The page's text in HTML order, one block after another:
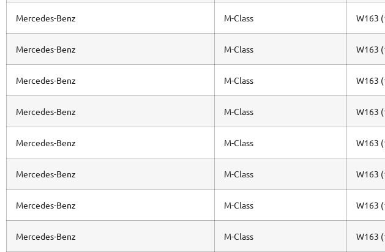
Mercedes-Benz M-Class W163
Mercedes-Benz M-Class W163
Mercedes-Benz M-Class W163
Mercedes-Benz M-Class W163
Mercedes-Benz M-Class W163
Mercedes-Benz M-Class W163
Mercedes-Benz M-Class W163
Mercedes-Benz M-Class W163